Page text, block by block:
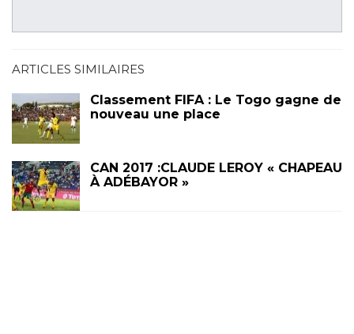
ARTICLES SIMILAIRES
Classement FIFA : Le Togo gagne de
nouveau une place
CAN 2017 :CLAUDE LEROY « CHAPEAU
À ADÉBAYOR »